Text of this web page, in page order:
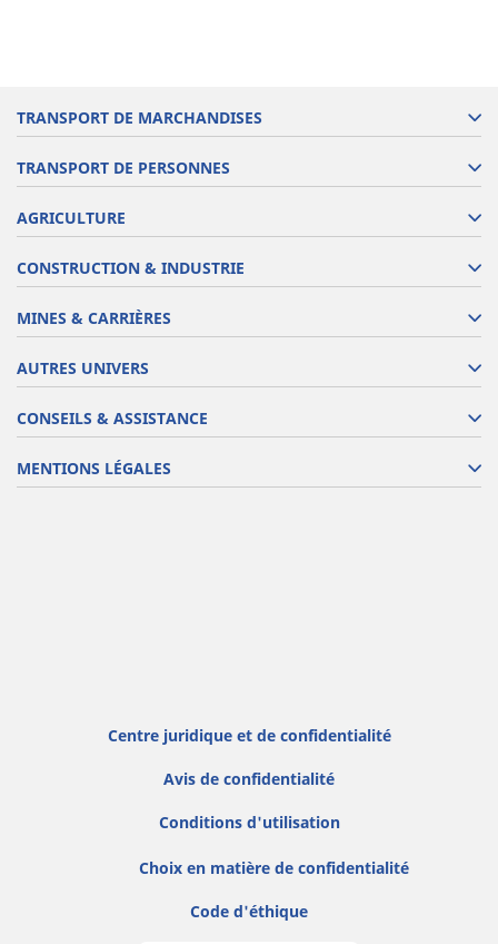
TRANSPORT DE MARCHANDISES
TRANSPORT DE PERSONNES
AGRICULTURE
CONSTRUCTION & INDUSTRIE
MINES & CARRIÈRES
AUTRES UNIVERS
CONSEILS & ASSISTANCE
MENTIONS LÉGALES
Centre juridique et de confidentialité
Avis de confidentialité
Conditions d'utilisation
Choix en matière de confidentialité
Code d'éthique